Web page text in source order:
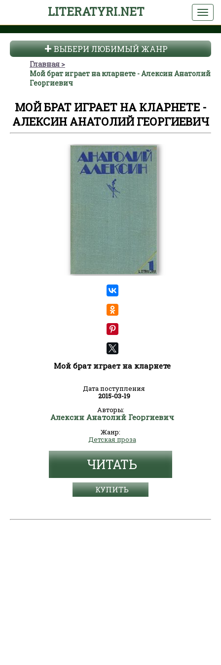
LITERATYRI.NET
ВЫБЕРИ ЛЮБИМЫЙ ЖАНР
Главная
Мой брат играет на кларнете - Алексин Анатолий
Георгиевич
МОЙ БРАТ ИГРАЕТ НА КЛАРНЕТЕ -
АЛЕКСИН АНАТОЛИЙ ГЕОРГИЕВИЧ
Мой брат играет на кларнете
Дата поступления
2015-03-19
Авторы:
Алексин Анатолий Георгиевич
Жанр:
Детская проза
ЧИТАТЬ
КУПИТЬ